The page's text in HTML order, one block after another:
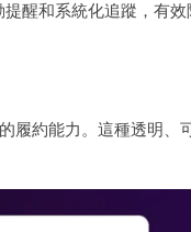
醒和系統化追蹤，有
履約能力。這種透明、